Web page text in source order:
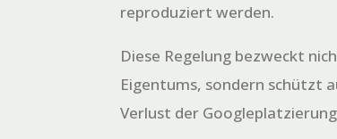
reproduziert werden.
Diese Regelung bezweckt
Eigentums, sondern schützt
Verlust der